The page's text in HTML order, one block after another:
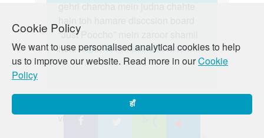
Cookie Policy
We want to use personalised analytical cookies to help
us to improve our website. Read more in ourCookie
Policy
हाँ
“Just Poocho” mein zaroor shamil
hon!https://lovematters.in/hi/forum
vishal mehra